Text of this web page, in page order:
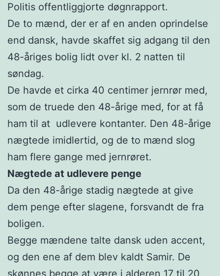
Politis offentliggjorte døgnrapport.
De to mænd, der er af en anden oprindelse
end dansk, havde skaffet sig adgang til den
48-åriges bolig lidt over kl. 2 natten til
søndag.
De havde et cirka 40 centimer jernrør med,
som de truede den 48-årige med, for at få
ham til at udlevere kontanter. Den 48-årige
nægtede imidlertid, og de to mænd slog
ham flere gange med jernrøret.
Nægtede at udlevere penge
Da den 48-årige stadig nægtede at give
dem penge efter slagene, forsvandt de fra
boligen.
Begge mændene talte dansk uden accent,
og den ene af dem blev kaldt Samir. De
skønnes begge at være i alderen 17 til 20